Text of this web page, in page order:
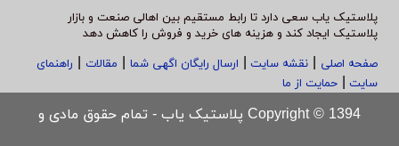
پلاستیک یاب سعی دارد تا رابط مستقیم بین اهالی صنعت و بازار
پلاستیک ایجاد کند و هزینه های خرید و فروش را کاهش دهد
صفحه اصلی
نقشه سایت ارسال رایگان اگهی شما مقالات
راهنمای
سایت
حمایت از ما
Copyright © 1394 پلاستیک یاب - تمام حقوق مادی و